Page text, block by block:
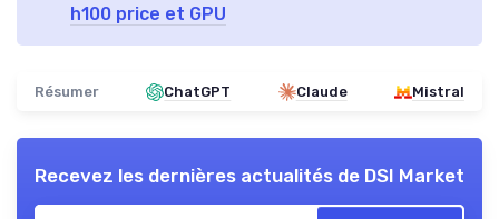
h100 price et GPU
Résumer ChatGPT Claude Mistral
Recevez les dernières actualités de DSI Market